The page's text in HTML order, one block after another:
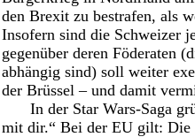
den Brexit zu bestrafen, als
Insofern sind die Schweizer
gegenüber deren Föderaten
abhängig sind) soll weiter
der Brüssel – und damit
In der Star Wars-Saga
mit dir.“ Bei der EU gilt: